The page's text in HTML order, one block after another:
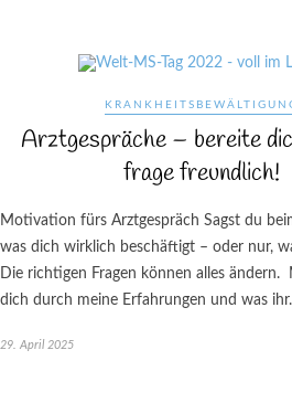
Arztgespräche – bereite
frage freundlich!
Motivation fürs Arztgespräch Sagst du
was dich wirklich beschäftigt – oder nur,
Die richtigen Fragen können alles ändern.
dich durch meine Erfahrungen und was
29. April 2025